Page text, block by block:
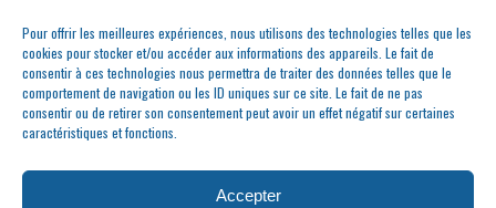
Pour offrir les meilleures expériences, nous utilisons des technologies telles que les
cookies pour stocker et/ou accéder aux informations des appareils. Le fait de
consentir à ces technologies nous permettra de traiter des données telles que le
comportement de navigation ou les ID uniques sur ce site. Le fait de ne pas
consentir ou de retirer son consentement peut avoir un effet négatif sur certaines
caractéristiques et fonctions.
Accepter